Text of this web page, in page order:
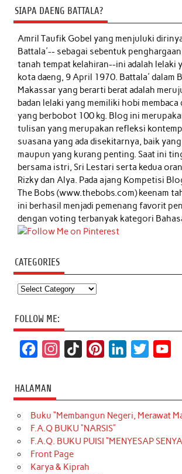
SIAPA DAENG BATTALA?
Amril Taufik Gobelyang menjuluki
Battala'-- sebagai sebentuk
tanah tempat kelahiran--ini adalah lelaki
kota daeng, 9 April 1970. Battala' dalam
Makassar yang berarti berat adalah
badan lelaki yang memiliki hobi
yang berbobot 100 kg. Blog ini
tulisan yang merupakan refleksi
suasana yang ada disekitarnya, baik
maupun yang kurang penting. Saat ini
bersama istri, Sri Lestari serta kedua
Rizky dan Alya. Pada ajang Kompetisi
The Bobs (www.thebobs.com) keenam
ini berhasil menjadi pemenang favorit
dengan voting terbanyak kategori
CATEGORIES
Categories
FOLLOW ME:
c
e
b
o
o
k
t
a
g
r
a
T
o
k
t
e
r
k
e
d
t
t
e
T
u
b
HALAMAN
Buku “Membangun Negeri, Merawat
F.A.Q BUKU “NARSIS”
F.A.Q. BUKU PUISI “MENYESAP
Front Page
Karya & Kiprah